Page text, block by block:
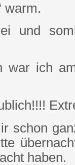
warm.
und
war ich
schon
haben.